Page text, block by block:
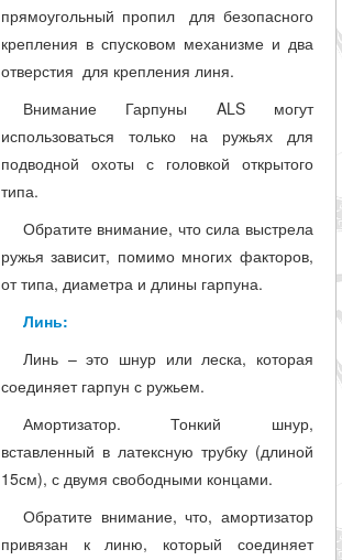
прямоугольный пропил для безопасного
крепления в спусковом механизме и два
отверстия для крепления линя.
Внимание Гарпуны ALS могут
использоваться только на ружьях для
подводной охоты с головкой открытого
типа.
Обратите внимание, что сила выстрела
ружья зависит, помимо многих факторов,
от типа, диаметра и длины гарпуна.
Линь:
Линь – это шнур или леска, которая
соединяет гарпун с ружьем.
Амортизатор. Тонкий шнур,
вставленный в латексную трубку (длиной
15см), с двумя свободными концами.
Обратите внимание, что, амортизатор
привязан к линю, который соединяет